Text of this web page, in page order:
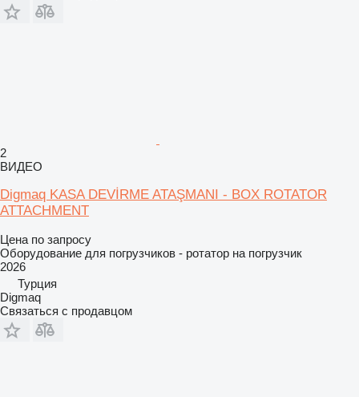
2
ВИДЕО
Digmaq KASA DEVİRME ATAŞMANI - BOX ROTATOR
ATTACHMENT
Цена по запросу
Оборудование для погрузчиков - ротатор на погрузчик
2026
Турция
Digmaq
Связаться с продавцом